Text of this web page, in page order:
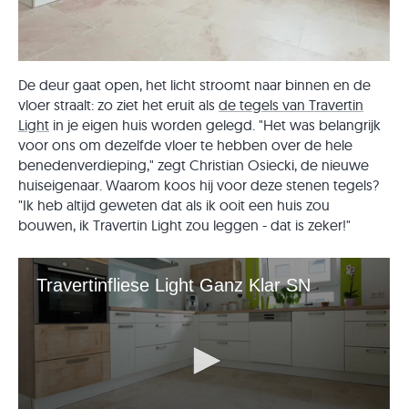
De deur gaat open, het licht stroomt naar binnen en de
vloer straalt: zo ziet het eruit als de tegels van Travertin
Light in je eigen huis worden gelegd. "Het was belangrijk
voor ons om dezelfde vloer te hebben over de hele
benedenverdieping," zegt Christian Osiecki, de nieuwe
huiseigenaar. Waarom koos hij voor deze stenen tegels?
"Ik heb altijd geweten dat als ik ooit een huis zou
bouwen, ik Travertin Light zou leggen - dat is zeker!"
Travertinfliese Light Ganz Klar SN